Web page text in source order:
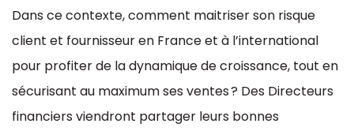
Dans ce contexte, comment maitriser son risque
client et fournisseur en France et à l’international
pour profiter de la dynamique de croissance, tout en
sécurisant au maximum ses ventes ? Des Directeurs
financiers viendront partager leurs bonnes